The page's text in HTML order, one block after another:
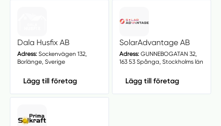
Dala Husfix AB
Adress:Sockenvägen 132,
Borlänge, Sverige
Lägg till företag
SolarAdvantage AB
Adress:GUNNEBOGATAN 32,
163 53 Spånga, Stockholms län
Lägg till företag